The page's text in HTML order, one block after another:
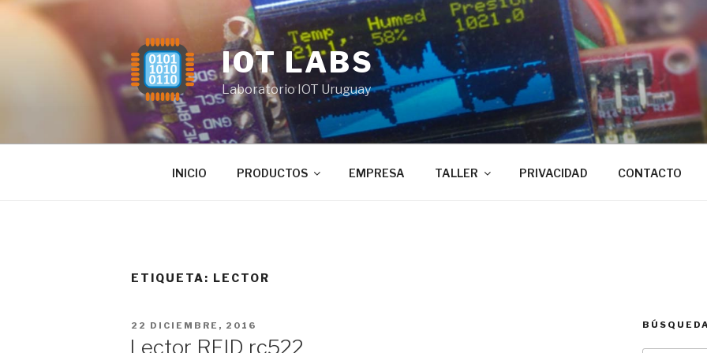
Saltar
IOT LABS
Laboratorio IOT Uruguay
INICIO PRODUCTOS EMPRESA TALLER PRIVACIDAD CONTACTO
ETIQUETA: LECTOR
PUBLICADO
22 DICIEMBRE, 2016
Lector RFID rc522